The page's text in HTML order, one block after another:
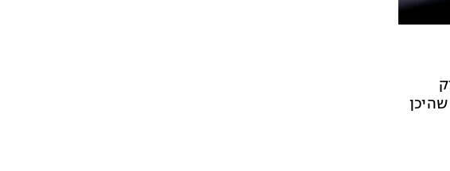
- ברור לכולם שהיכן